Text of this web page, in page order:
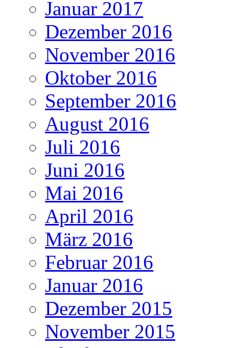
Januar 2017
Dezember 2016
November 2016
Oktober 2016
September 2016
August 2016
Juli 2016
Juni 2016
Mai 2016
April 2016
März 2016
Februar 2016
Januar 2016
Dezember 2015
November 2015